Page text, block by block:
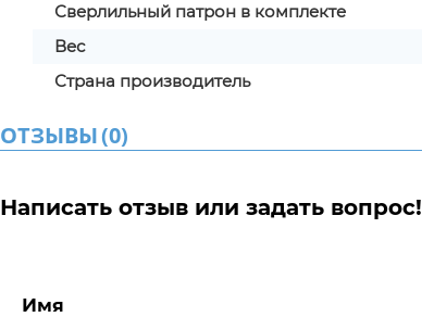
Сверлильный патрон в комплекте
Вес
Страна производитель
ОТЗЫВЫ(0)
Написать отзыв или задать вопрос!
Имя